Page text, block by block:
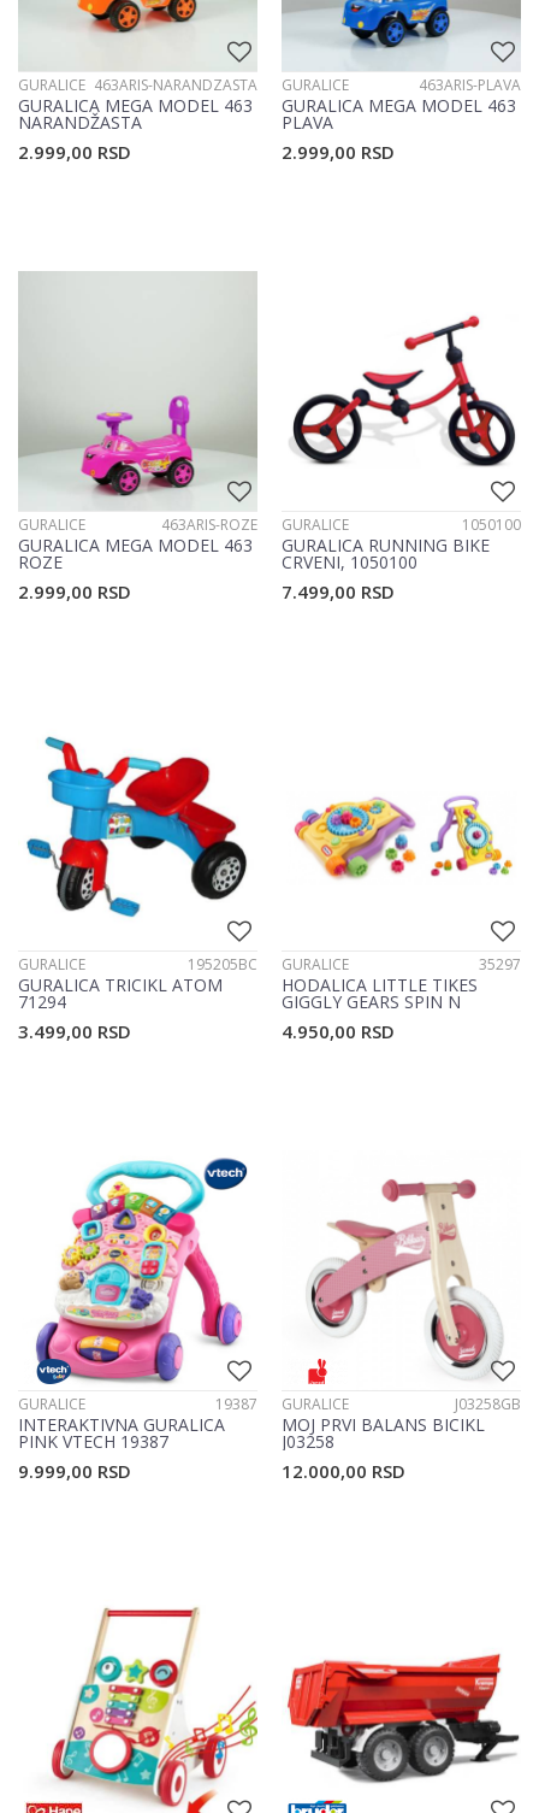
GURALICE 463ARIS-NARANDZASTA
GURALICA MEGA MODEL 463
NARANDŽASTA
2.999,00 RSD
GURALICE 463ARIS-PLAVA
GURALICA MEGA MODEL 463
PLAVA
2.999,00 RSD
GURALICE 463ARIS-ROZE
GURALICA MEGA MODEL 463
ROZE
2.999,00 RSD
GURALICE 1050100
GURALICA RUNNING BIKE
CRVENI, 1050100
7.499,00 RSD
GURALICE 195205BC
GURALICA TRICIKL ATOM
71294
3.499,00 RSD
GURALICE 35297
HODALICA LITTLE TIKES
GIGGLY GEARS SPIN N
4.950,00 RSD
GURALICE 19387
INTERAKTIVNA GURALICA
PINK VTECH 19387
9.999,00 RSD
GURALICE J03258GB
MOJ PRVI BALANS BICIKL
J03258
12.000,00 RSD